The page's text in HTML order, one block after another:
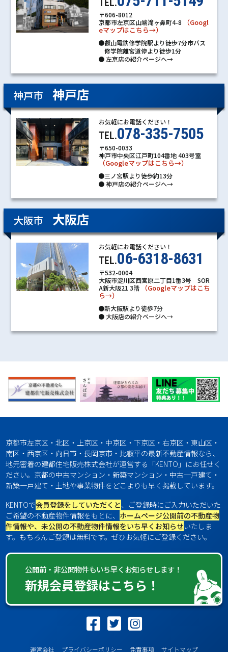
TEL.
〒606-8012
京都市左京区山端滝ヶ鼻町4-8
（Googl
eマップはこちら→）
●叡山電鉄修学院駅より徒歩7分市バス
修学院離宮道停より徒歩1分
●左京店の紹介ページへ→
神戸市 神戸店
お気軽にお電話ください！
TEL.078-335-7505
〒650-0033
神戸市中央区江戸町104番地 403号室
（Googleマップはこちら→）
●三ノ宮駅より徒歩約13分
●神戸店の紹介ページへ→
大阪市 大阪店
お気軽にお電話ください！
TEL.06-6318-8631
〒532-0004
大阪市淀川区西宮原二丁目1番3号 SOR
A新大阪21 3階
（Googleマップはこち
ら→）
●新大阪駅より徒歩7分
●大阪店の紹介ページへ→
京都市左京区・北区・上京区・中京区・下京区・右京区・東山区・
南区・西京区・向日市・長岡京市・比叡平の最新不動産情報なら、
地元密着の建都住宅販売株式会社が運営する「KENTO」にお任せく
ださい。京都の中古マンション・新築マンション・中古一戸建て・
新築一戸建て・土地や事業物件をどこよりも早く掲載しています。
KENTOで会員登録をしていただくと、ご登録時にご入力いただいた
ご希望の不動産物件情報をもとに、 ホームページ公開前の不動産物
件情報や、未公開の不動産物件情報をいち早くお知らせいたしま
す。もちろんご登録は無料です。ぜひお気軽にご登録ください。
公開前・非公開物件もいち早くお知らせします！
新規会員登録はこちら！
運営会社 プライバシーポリシー 免責事項 サイトマップ